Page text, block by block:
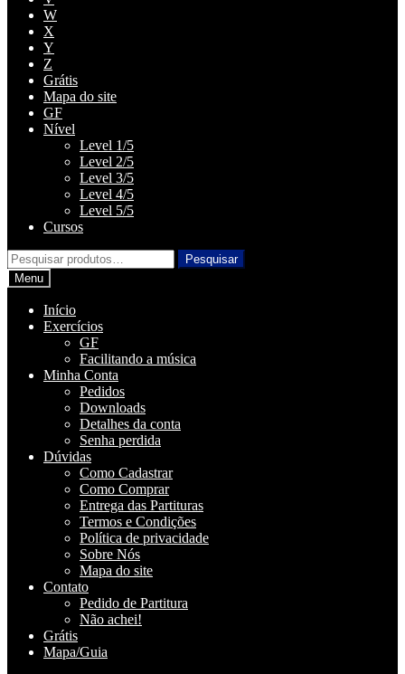
W
X
Y
Z
Grátis
Mapa do site
GF
Nível
Level 1/5
Level 2/5
Level 3/5
Level 4/5
Level 5/5
Cursos
Pesquisar
por:
Pesquisar
Menu
Início
Exercícios
GF
Facilitando a música
Minha Conta
Pedidos
Downloads
Detalhes da conta
Senha perdida
Dúvidas
Como Cadastrar
Como Comprar
Entrega das Partituras
Termos e Condições
Política de privacidade
Sobre Nós
Mapa do site
Contato
Pedido de Partitura
Não achei!
Grátis
Mapa/Guia